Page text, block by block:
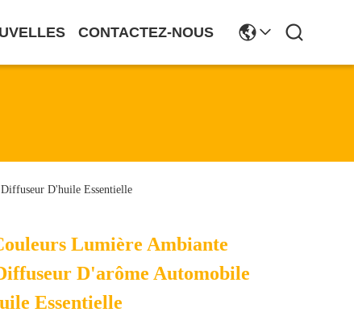
CONTACTEZ-NOUS
D'huile Essentielle
Lumière Ambiante
D'arôme Automobile
Essentielle